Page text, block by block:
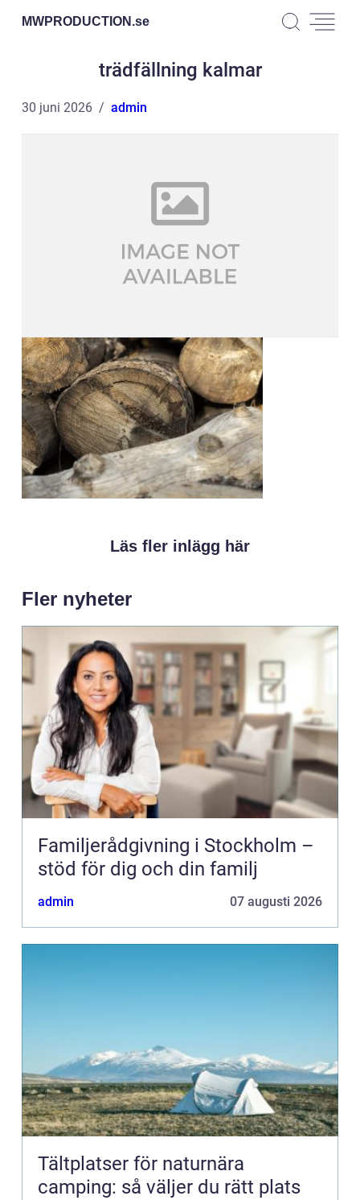
MWPRODUCTION.se
trädfällning kalmar
30 juni 2026 admin
Läs fler inlägg här
Fler nyheter
Familjerådgivning i Stockholm –
stöd för dig och din familj
admin 07 augusti 2026
Tältplatser för naturnära
camping: så väljer du rätt plats